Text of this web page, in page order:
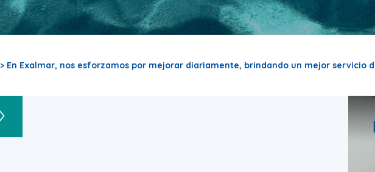
> En Exalmar, nos esforzamos por mejorar diariamente, brindando un mejor servicio